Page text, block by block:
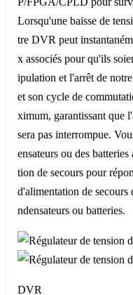
Lorsqu'une baisse de
tre DVR peut
x associés pour qu'ils
ipulation et l'arrêt de
et son cycle de
ximum, garantissant que
sera pas interrompue.
ensateurs ou des
tion de secours pour
d'alimentation de secours
ndensateurs ou batteries.
DVR